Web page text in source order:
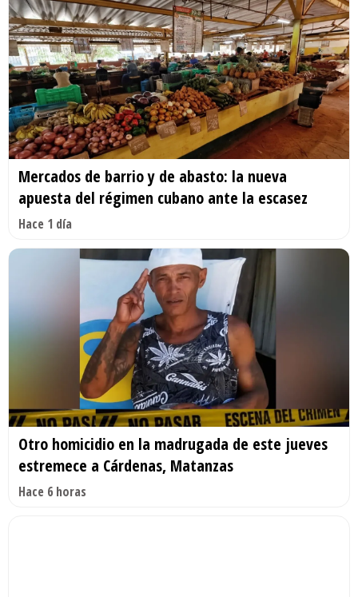
Mercados de barrio y de abasto: la nueva
apuesta del régimen cubano ante la escasez
Hace 1 día
Otro homicidio en la madrugada de este jueves
estremece a Cárdenas, Matanzas
Hace 6 horas